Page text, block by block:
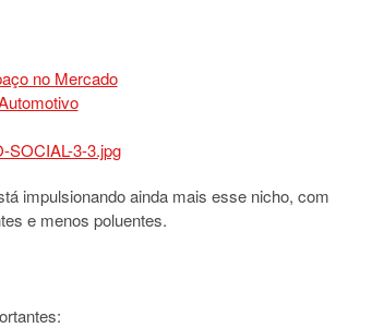
impulsionando ainda mais esse nicho, com
e menos poluentes.